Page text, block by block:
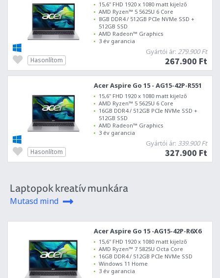
15,6" FHD 1920 x 1080 matt kijelző
AMD Ryzen™ 5 5625U 6 Core
8GB DDR4 / 512GB PCIe NVMe SSD +
512GB SSD
AMD Radeon™ Graphics
3 év garancia
Gyártói ár: 279.900 Ft
267.900 Ft
Hasonlítom
Acer Aspire Go 15 - AG15-42P-R551
15,6" FHD 1920 x 1080 matt kijelző
AMD Ryzen™ 5 5625U 6 Core
16GB DDR4 / 512GB PCIe NVMe SSD +
512GB SSD
AMD Radeon™ Graphics
3 év garancia
Gyártói ár: 339.900 Ft
327.900 Ft
Hasonlítom
Laptopok kreatív munkára
Mutasd mind
Acer Aspire Go 15 -AG15-42P-R6X6
15,6" FHD 1920 x 1080 matt kijelző
AMD Ryzen™ 7 5825U Octa Core
16GB DDR4 / 512GB PCIe NVMe SSD
Windows 11 Home
3 év garancia